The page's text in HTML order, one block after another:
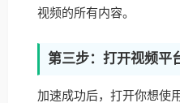
视频的所有内容。
第三步：打开视频平
加速成功后，打开你想使